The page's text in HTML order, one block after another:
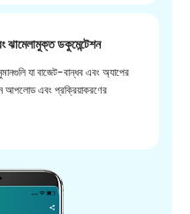
ঝামেলামুক্ত ডকুমেন্টেশন
যা বাজেট-বান্ধব এবং অ্যাপের
আপলোড এবং প্রক্রিয়াকরণের